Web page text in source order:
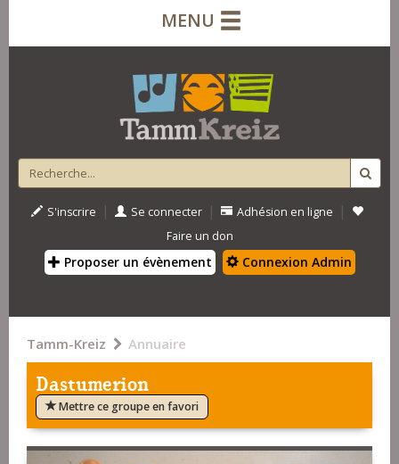
MENU
S'inscrire | Se connecter | Adhésion en ligne |
Faire un don
Proposer un évènement Connexion Admin
Tamm-Kreiz Annuaire
Dastumerion
Mettre ce groupe en favori